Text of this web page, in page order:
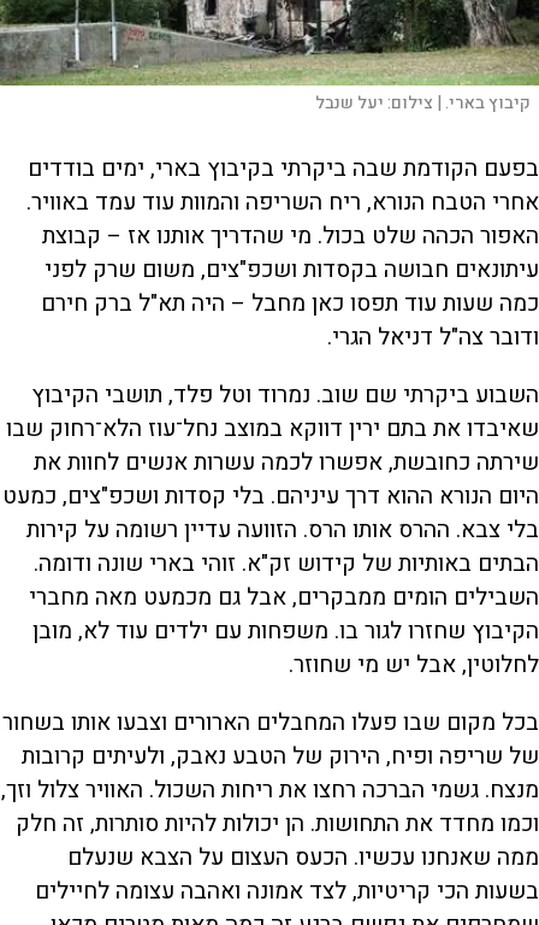
קיבוץ בארי. | צילום:יעל שנבל
בפעם הקודמת שבה ביקרתי בקיבוץ בארי, ימים בודדים
אחרי הטבח הנורא, ריח השריפה והמוות עוד עמד באוויר.
האפור הכהה שלט בכול. מי שהדריך אותנו אז – קבוצת
עיתונאים חבושה בקסדות ושכפ"צים, משום שרק לפני
כמה שעות עוד תפסו כאן מחבל – היה תא"ל ברק חירם
ודובר צה"ל דניאל הגרי.
השבוע ביקרתי שם שוב. נמרוד וטל פלד, תושבי הקיבוץ
שאיבדו את בתם ירין דווקא במוצב נחל־עוז הלא־רחוק שבו
שירתה כחובשת, אפשרו לכמה עשרות אנשים לחוות את
היום הנורא ההוא דרך עיניהם. בלי קסדות ושכפ"צים, כמעט
בלי צבא. ההרס אותו הרס. הזוועה עדיין רשומה על קירות
הבתים באותיות של קידוש זק"א. זוהי בארי שונה ודומה.
השבילים הומים ממבקרים, אבל גם מכמעט מאה מחברי
הקיבוץ שחזרו לגור בו. משפחות עם ילדים עוד לא, מובן
לחלוטין, אבל יש מי שחוזר.
בכל מקום שבו פעלו המחבלים הארורים וצבעו אותו בשחור
של שריפה ופיח, הירוק של הטבע נאבק, ולעיתים קרובות
מנצח. גשמי הברכה רחצו את ריחות השכול. האוויר צלול וזך,
וכמו מחדד את התחושות. הן יכולות להיות סותרות, זה חלק
ממה שאנחנו עכשיו. הכעס העצום על הצבא שנעלם
בשעות הכי קריטיות, לצד אמונה ואהבה עצומה לחיילים